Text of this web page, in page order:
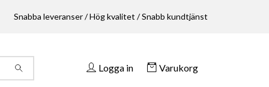
Snabba leveranser / Hög kvalitet / Snabb kundtjänst
Logga in Varukorg